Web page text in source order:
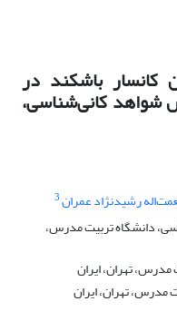
کانسار باشکند در
شواهد کانی‌شناسی،
رشیدنژاد عمران3
دانشگاه تربیت مدرس،
تهران، ایران
مدرس، تهران، ایران